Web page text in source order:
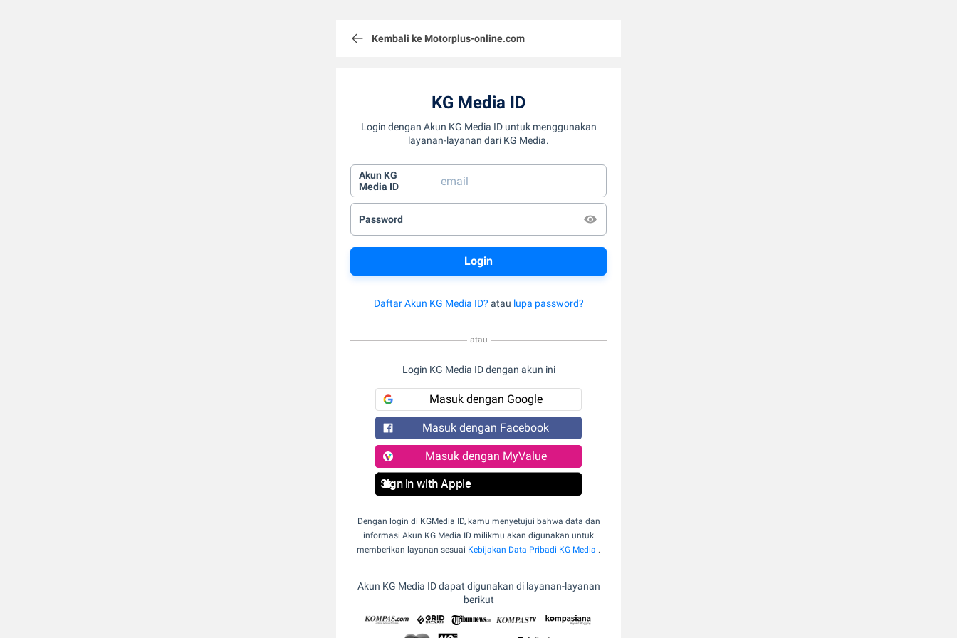
Kembali ke Motorplus-online.com
KG Media ID
Login dengan Akun KG Media ID untuk menggunakan
layanan-layanan dari KG Media.
Akun KG
Media ID
Password
Daftar Akun KG Media ID? atau lupa password?
atau
Login KG Media ID dengan akun ini
Masuk dengan Google
Masuk dengan Facebook
Masuk dengan MyValue
Sign in with Apple
Dengan login di KGMedia ID, kamu menyetujui bahwa data dan
informasi Akun KG Media ID milikmu akan digunakan untuk
memberikan layanan sesuai Kebijakan Data Pribadi KG Media .
Akun KG Media ID dapat digunakan di layanan-layanan
berikut